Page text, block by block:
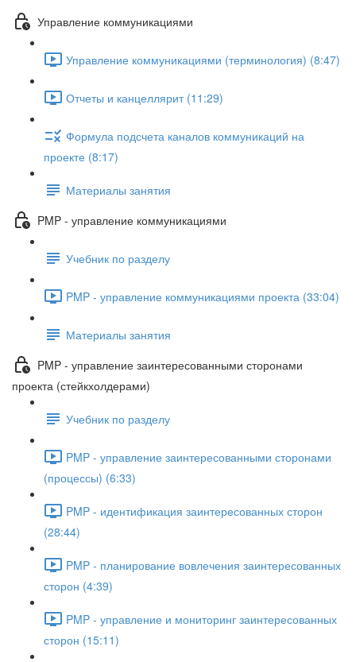
Управление коммуникациями
Управление коммуникациями (терминология) (8:47)
Отчеты и канцеллярит (11:29)
Формула подсчета каналов коммуникаций на
проекте (8:17)
Материалы занятия
PMP - управление коммуникациями
Учебник по разделу
PMP - управление коммуникациями проекта (33:04)
Материалы занятия
PMP - управление заинтересованными сторонами
проекта (стейкхолдерами)
Учебник по разделу
PMP - управление заинтересованными сторонами
(процессы) (6:33)
PMP - идентификация заинтересованных сторон
(28:44)
PMP - планирование вовлечения заинтересованных
сторон (4:39)
PMP - управление и мониторинг заинтересованных
сторон (15:11)